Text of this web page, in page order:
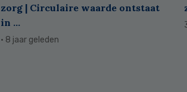
zorg | Circulaire waarde ontstaat
in ...
· 8 jaar geleden